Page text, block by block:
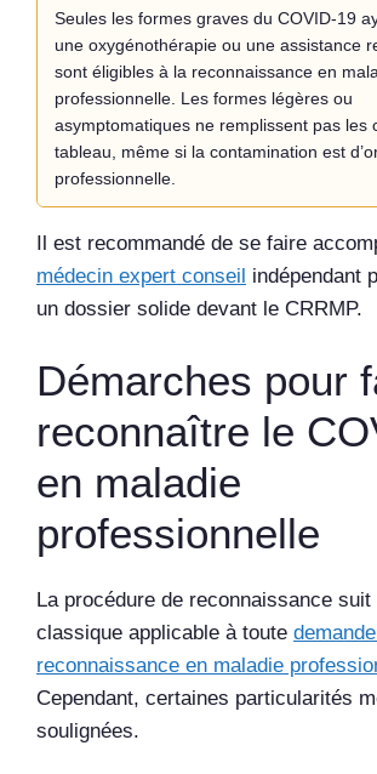
Seules les formes graves du COVID-19
une oxygénothérapie ou une assistance
sont éligibles à la reconnaissance en
professionnelle. Les formes légères ou
asymptomatiques ne remplissent pas les
tableau, même si la contamination est
professionnelle.
Il est recommandé de se faire
médecin expert conseil indépendant
un dossier solide devant le CRRMP.
Démarches pour
reconnaître le
en maladie
professionnelle
La procédure de reconnaissance
classique applicable à toute
reconnaissance en maladie
Cependant, certaines particularités
soulignées.